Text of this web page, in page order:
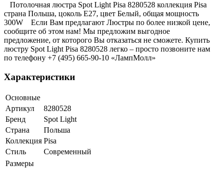
Потолочная люстра Spot Light Pisa 8280528 коллекция Pisa
страна Польша, цоколь E27, цвет Белый, общая мощность
300W Если Вам предлагают Люстры по более низкой цене,
сообщите об этом нам! Мы предложим выгодное
предложение, от которого Вы отказаться не сможете. Купить
люстру Spot Light Pisa 8280528 легко – просто позвоните нам
по телефону +7 (495) 665-90-10 «ЛампМолл»
Характеристики
Основные
Артикул
8280528
Бренд
Spot Light
Страна
Польша
Коллекция Pisa
Стиль
Современный
Размеры